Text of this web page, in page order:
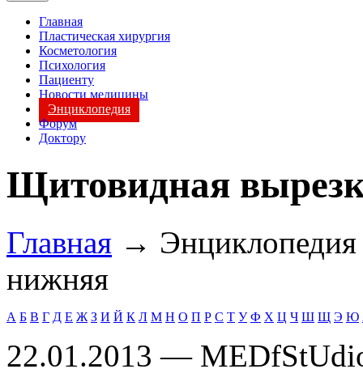
Главная
Пластическая хирургия
Косметология
Психология
Пациенту
Новости медицины
Энциклопедия
Форум
Доктору
Щитовидная
Главная →
нижняя
А Б В Г Д Е Ж З И Й К Л М Н О П Р С Т У Ф Х Ц Ч Ш Щ Э Ю
22.01.2013 —